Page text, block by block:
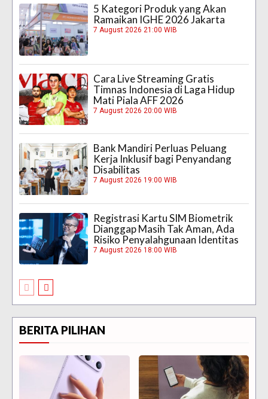
5 Kategori Produk yang Akan
Ramaikan IGHE 2026 Jakarta
7 August 2026 21:00 WIB
Cara Live Streaming Gratis
Timnas Indonesia di Laga Hidup
Mati Piala AFF 2026
7 August 2026 20:00 WIB
Bank Mandiri Perluas Peluang
Kerja Inklusif bagi Penyandang
Disabilitas
7 August 2026 19:00 WIB
Registrasi Kartu SIM Biometrik
Dianggap Masih Tak Aman, Ada
Risiko Penyalahgunaan Identitas
7 August 2026 18:00 WIB
BERITA PILIHAN